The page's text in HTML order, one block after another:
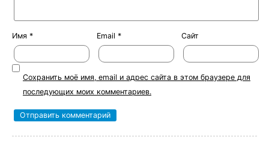
Имя * Email * Сайт
Сохранить моё имя, email и адрес сайта в этом браузере для
последующих моих комментариев.